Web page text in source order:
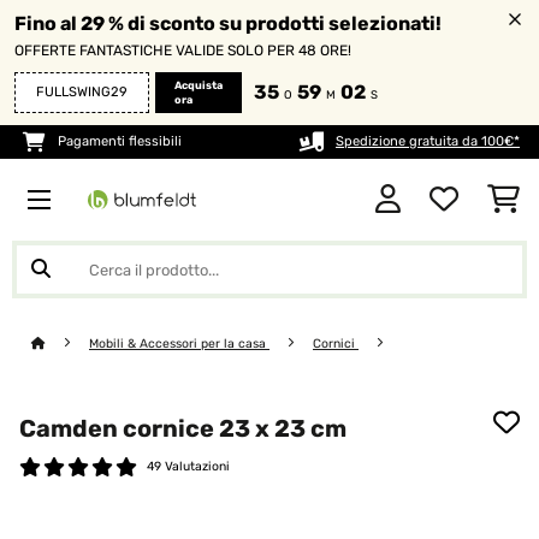
Fino al 29 % di sconto su prodotti selezionati!
OFFERTE FANTASTICHE VALIDE SOLO PER 48 ORE!
FULLSWING29
Acquista
ora
35 O 59 M 02 S
Pagamenti flessibili Spedizione gratuita da 100€*
Mobili & Accessori per la casa Cornici
Camden cornice 23 x 23 cm
49 Valutazioni